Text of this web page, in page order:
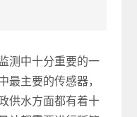
测中十分重要的一
最主要的传感器，
供水方面都有着十